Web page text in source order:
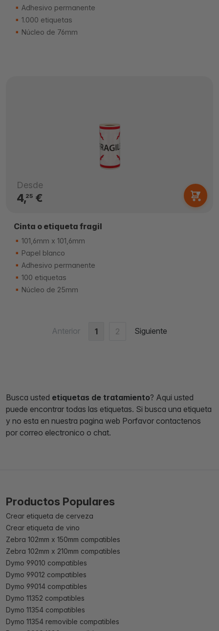
Adhesivo permanente
1.000 etiquetas
Núcleo de 76mm
Desde
4,25€
Cinta o etiqueta fragil
101,6mm x 101,6mm
Papel blanco
Adhesivo permanente
100 etiquetas
Núcleo de 25mm
Anterior 1 2 Siguiente
Busca usted etiquetas de tratamiento? Aqui usted
puede encontrar todas las etiquetas. Si busca una etiqueta
y no esta en nuestra pagina web Porfavor contactenos
por correo electronico o chat.
Productos Populares
Crear etiqueta de cerveza
Crear etiqueta de vino
Zebra 102mm x 150mm compatibles
Zebra 102mm x 210mm compatibles
Dymo 99010 compatibles
Dymo 99012 compatibles
Dymo 99014 compatibles
Dymo 11352 compatibles
Dymo 11354 compatibles
Dymo 11354 removible compatibles